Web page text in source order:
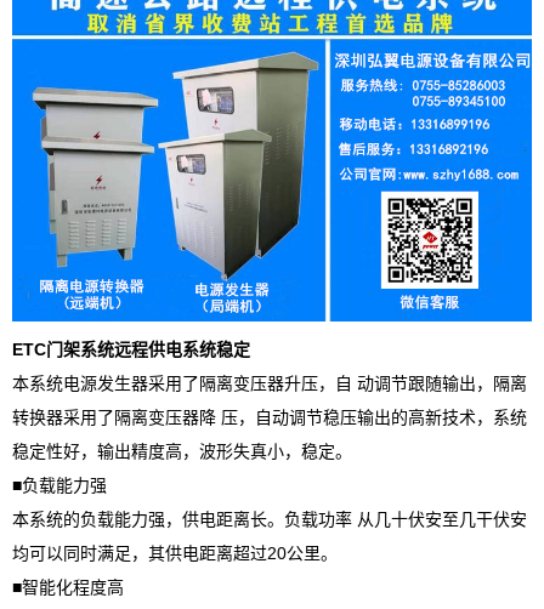
ETC门架系统远程供电系统稳定
本系统电源发生器采用了隔离变压器升压，自 动调节跟随输出，隔离
转换器采用了隔离变压器降 压，自动调节稳压输出的高新技术，系统
稳定性好，输出精度高，波形失真小，稳定。
■负载能力强
本系统的负载能力强，供电距离长。负载功率 从几十伏安至几干伏安
均可以同时满足，其供电距离超过20公里。
■智能化程度高